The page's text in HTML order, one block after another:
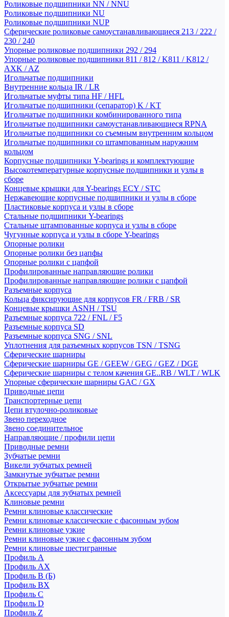
Роликовые подшипники NN / NNU
Роликовые подшипники NU
Роликовые подшипники NUP
Сферические роликовые самоустанавливающиеся 213 / 222 /
230 / 240
Упорные роликовые подшипники 292 / 294
Упорные роликовые подшипники 811 / 812 / K811 / K812 /
AXK / AZ
Игольчатые подшипники
Внутренние кольца IR / LR
Игольчатые муфты типа HF / HFL
Игольчатые подшипники (сепаратор) K / KT
Игольчатые подшипники комбинированного типа
Игольчатые подшипники самоустанавливающиеся RPNA
Игольчатые подшипники со съемным внутренним кольцом
Игольчатые подшипники со штампованным наружним
кольцом
Корпусные подшипники Y-bearings и комплектующие
Высокотемпературные корпусные подшипники и узлы в
сборе
Концевые крышки для Y-bearings ECY / STC
Нержавеющие корпусные подшипники и узлы в сборе
Пластиковые корпуса и узлы в сборе
Стальные подшипники Y-bearings
Стальные штампованные корпуса и узлы в сборе
Чугунные корпуса и узлы в сборе Y-bearings
Опорные ролики
Опорные ролики без цапфы
Опорные ролики с цапфой
Профилированные направляющие ролики
Профилированные направляющие ролики с цапфой
Разъемные корпуса
Кольца фиксирующие для корпусов FR / FRB / SR
Концевые крышки ASNH / TSU
Разъемные корпуса 722 / FNL / F5
Разъемные корпуса SD
Разъемные корпуса SNG / SNL
Уплотнения для разъемных корпусов TSN / TSNG
Сферические шарниры
Сферические шарниры GE / GEEW / GEG / GEZ / DGE
Сферические шарниры с телом качения GE..RB / WLT / WLK
Упорные сферические шарниры GAC / GX
Приводные цепи
Транспортерные цепи
Цепи втулочно-роликовые
Звено переходное
Звено соединительное
Направляющие / профили цепи
Приводные ремни
Зубчатые ремни
Викели зубчатых ремней
Замкнутые зубчатые ремни
Открытые зубчатые ремни
Аксессуары для зубчатых ремней
Клиновые ремни
Ремни клиновые классические
Ремни клиновые классические с фасонным зубом
Ремни клиновые узкие
Ремни клиновые узкие с фасонным зубом
Ремни клиновые шестигранные
Профиль A
Профиль AX
Профиль B (Б)
Профиль BX
Профиль C
Профиль D
Профиль Z